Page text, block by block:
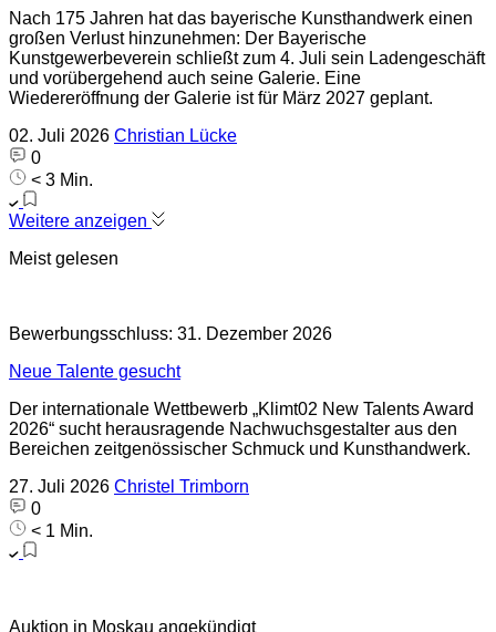
Nach 175 Jahren hat das bayerische Kunsthandwerk einen
großen Verlust hinzunehmen: Der Bayerische
Kunstgewerbeverein schließt zum 4. Juli sein Ladengeschäft
und vorübergehend auch seine Galerie. Eine
Wiedereröffnung der Galerie ist für März 2027 geplant.
02. Juli 2026 Christian Lücke
0
< 3 Min.
Weitere anzeigen
Meist gelesen
Bewerbungsschluss: 31. Dezember 2026
Neue Talente gesucht
Der internationale Wettbewerb „Klimt02 New Talents Award
2026“ sucht herausragende Nachwuchsgestalter aus den
Bereichen zeitgenössischer Schmuck und Kunsthandwerk.
27. Juli 2026 Christel Trimborn
0
< 1 Min.
Auktion in Moskau angekündigt